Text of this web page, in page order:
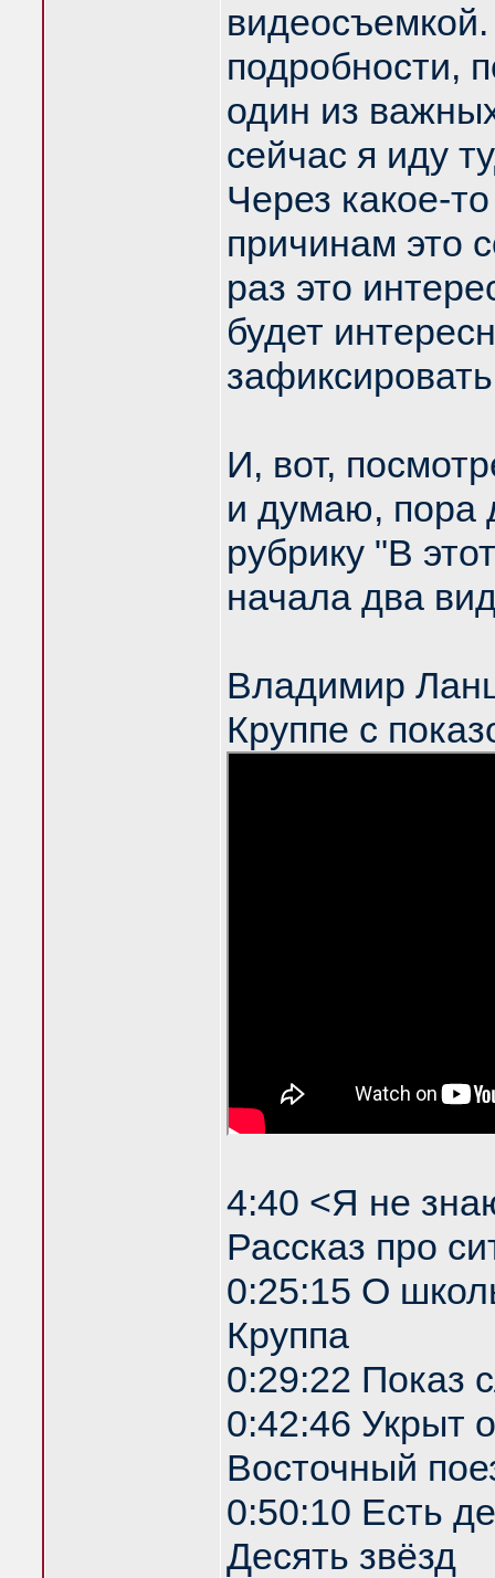
подробности,
один из
сейчас я иду
Через какое-
причинам это
раз это
будет
И, вот,
и думаю, пора
рубрику "В
начала два
Владимир
Круппе с
4:40 <Я не
Рассказ про
0:25:15 О
Круппа
0:29:22 Показ
0:42:46 Укрыт
Восточный
0:50:10 Есть
Десять звёзд